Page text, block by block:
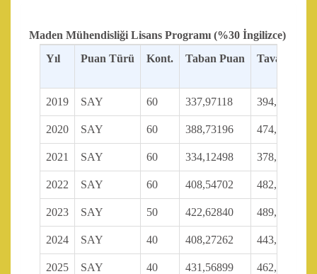
Maden Mühendisliği Lisans Programı (%30 İngilizce)
Yıl
Puan Türü Kont. Taban Puan Tavan Puan
2019 SAY 60 337,97118 394,47321
2020 SAY 60 388,73196 474,45424
2021 SAY 60 334,12498 378,56383
2022 SAY 60 408,54702 482,35486
2023 SAY 50 422,62840 489,15041
2024 SAY 40 408,27262 443,06748
2025 SAY 40 431,56899 462,85164